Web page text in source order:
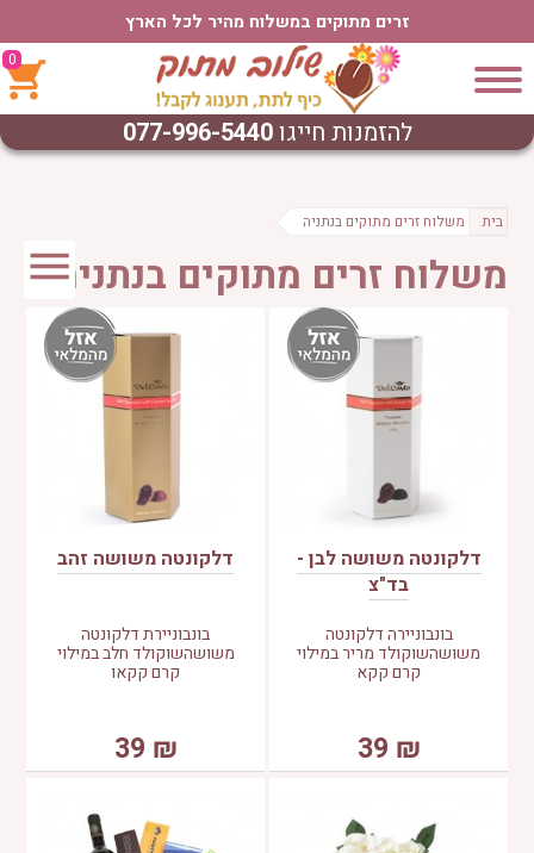
זרים מתוקים במשלוח מהיר לכל הארץ
0
להזמנות חייגו077-996-5440
בית משלוח זרים מתוקים בנתניה
משלוח זרים מתוקים בנתניה
דלקונטה משושה לבן -
בד"צ
בונבוניירה דלקונטה
משושהשוקולד מריר במילוי
קרם קקא
₪
39
דלקונטה משושה זהב
בונבוניירת דלקונטה
משושהשוקולד חלב במילוי
קרם קקאו
₪
39